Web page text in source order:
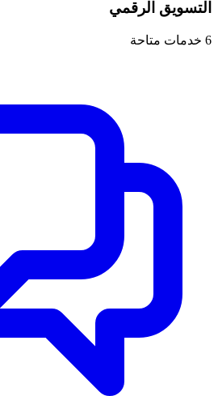
التسويق الرقمي
6 خدمات متاحة